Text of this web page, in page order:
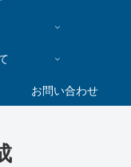
お問い合わせ